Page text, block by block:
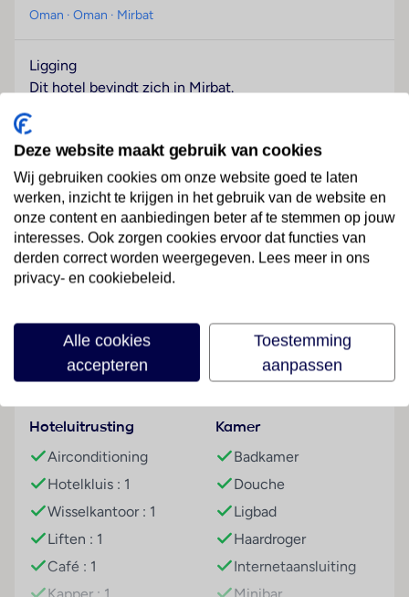
Oman · Oman · Mirbat
Ligging
Dit hotel bevindt zich in Mirbat.
Het vriendelijke personeel aan de receptie is graag bij
alle vragen behulpzaam. Het verblijf is ingericht met
een bagagedepot, een kluis en een wisselkantoor. Via
Wi-Fi hebben de gasten toegang tot het internet. De
tourdesk biedt ondersteuning bij het boeken van
excursies. Het hotel beschikt over meerdere voor
gehandicapten toegankelijke vrijetijdsbestedingen.
rolstoelgebruikers en een lift. Op het terrein van het
hotel bevinden zich een mooie tuin en een fraaie
speelplaats. Tot de overige voorzieningen van het
hotel behoort een speelkamer. Wie met de auto
komt, kan hem (kosteloos) op het parkeerterrein van
het verblijf parkeren. Onder de beschikbare
voorzieningen bevinden zich een 24-uurs
beveiligingsdienst, een oppasservice, een
transferservice, kamerservice, een wekdienst, een
wasservice, een kapper en een muntwasserette.
Gasten kunnen gratis van het dagblad gebruikmaken.
Ter ondersteuning van het zakendoen is een fax
Lees meer
Faciliteiten
Hoteluitrusting
Airconditioning
Hotelkluis : 1
Wisselkantoor : 1
Liften : 1
Café : 1
Kamer
Badkamer
Douche
Ligbad
Haardroger
Internetaansluiting
Deze website maakt gebruik van cookies
Wij gebruiken cookies om onze website goed te laten
werken, inzicht te krijgen in het gebruik van de website en
onze content en aanbiedingen beter af te stemmen op jouw
interesses. Ook zorgen cookies ervoor dat functies van
derden correct worden weergegeven. Lees meer in ons
privacy- en cookiebeleid.
Alle cookies
accepteren
Toestemming
aanpassen